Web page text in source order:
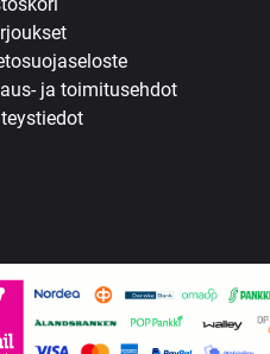
ja toimitusehdot